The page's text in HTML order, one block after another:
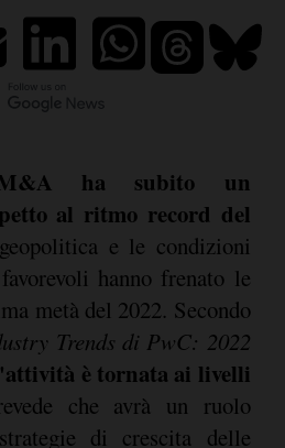
ha subito un
al ritmo record del
e le condizioni
hanno frenato le
metà del 2022. Secondo
Trends di PwC: 2022
è tornata ai livelli
che avrà un ruolo
di crescita delle